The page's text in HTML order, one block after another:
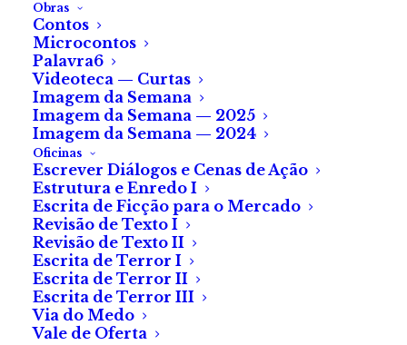
Obras
Contos
Microcontos
Palavra6
Videoteca — Curtas
Imagem da Semana
Imagem da Semana — 2025
Imagem da Semana — 2024
Oficinas
Escrever Diálogos e Cenas de Ação
Estrutura e Enredo I
Escrita de Ficção para o Mercado
Revisão de Texto I
Revisão de Texto II
Escrita de Terror I
Escrita de Terror II
Escrita de Terror III
Via do Medo
Vale de Oferta